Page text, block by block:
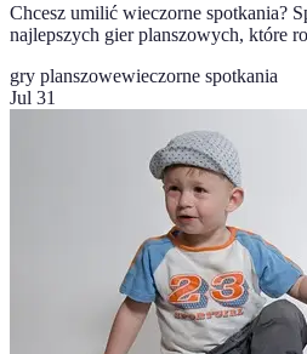
Chcesz umilić wieczorne spotkania?
najlepszych gier planszowych, które
gry planszowewieczorne spotkania
Jul 31